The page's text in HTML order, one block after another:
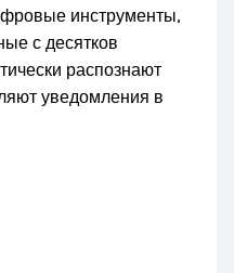
инструменты,
с десятков
распознают
уведомления в